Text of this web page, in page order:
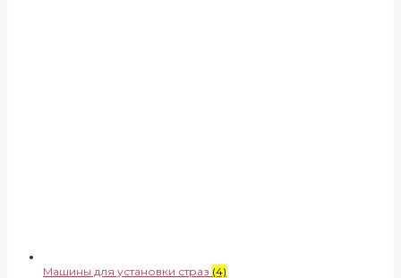
Машины для установки страз (4)